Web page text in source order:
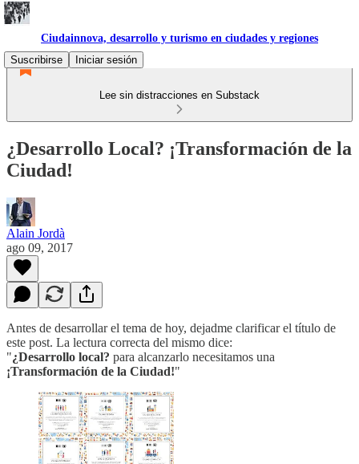
Ciudainnova, desarrollo y turismo en ciudades y regiones
Suscribirse
Iniciar sesión
Lee sin distracciones en Substack
¿Desarrollo Local? ¡Transformación de la
Ciudad!
Alain Jordà
ago 09, 2017
Antes de desarrollar el tema de hoy, dejadme clarificar el título de
este post. La lectura correcta del mismo dice:
"¿Desarrollo local? para alcanzarlo necesitamos una
¡Transformación de la Ciudad!"